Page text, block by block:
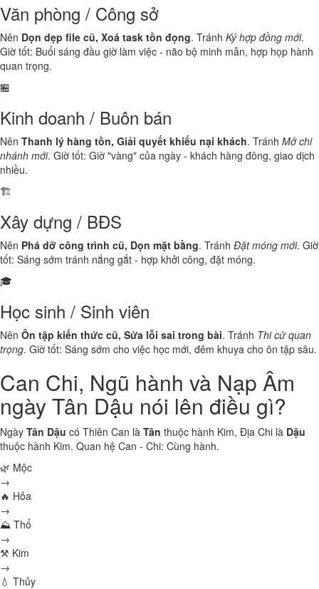
Văn phòng / Công sở
Nên Dọn dẹp file cũ, Xoá task tồn đọng. Tránh Ký hợp đồng mới.
Giờ tốt: Buổi sáng đầu giờ làm việc - não bộ minh mẫn, hợp họp hành
quan trọng.
🏪
Kinh doanh / Buôn bán
Nên Thanh lý hàng tồn, Giải quyết khiếu nại khách. Tránh Mở chi
nhánh mới. Giờ tốt: Giờ "vàng" của ngày - khách hàng đông, giao dịch
nhiều.
🏗️
Xây dựng / BĐS
Nên Phá dỡ công trình cũ, Dọn mặt bằng. Tránh Đặt móng mới. Giờ
tốt: Sáng sớm tránh nắng gắt - hợp khởi công, đặt móng.
🎓
Học sinh / Sinh viên
Nên Ôn tập kiến thức cũ, Sửa lỗi sai trong bài. Tránh Thi cử quan
trọng. Giờ tốt: Sáng sớm cho việc học mới, đêm khuya cho ôn tập sâu.
Can Chi, Ngũ hành và Nạp Âm
ngày Tân Dậu nói lên điều gì?
Ngày Tân Dậu có Thiên Can là Tân thuộc hành Kim, Địa Chi là Dậu
thuộc hành Kim. Quan hệ Can - Chi: Cùng hành.
🌿 Mộc
→
🔥 Hỏa
→
⛰ Thổ
→
⚒ Kim
→
💧 Thủy